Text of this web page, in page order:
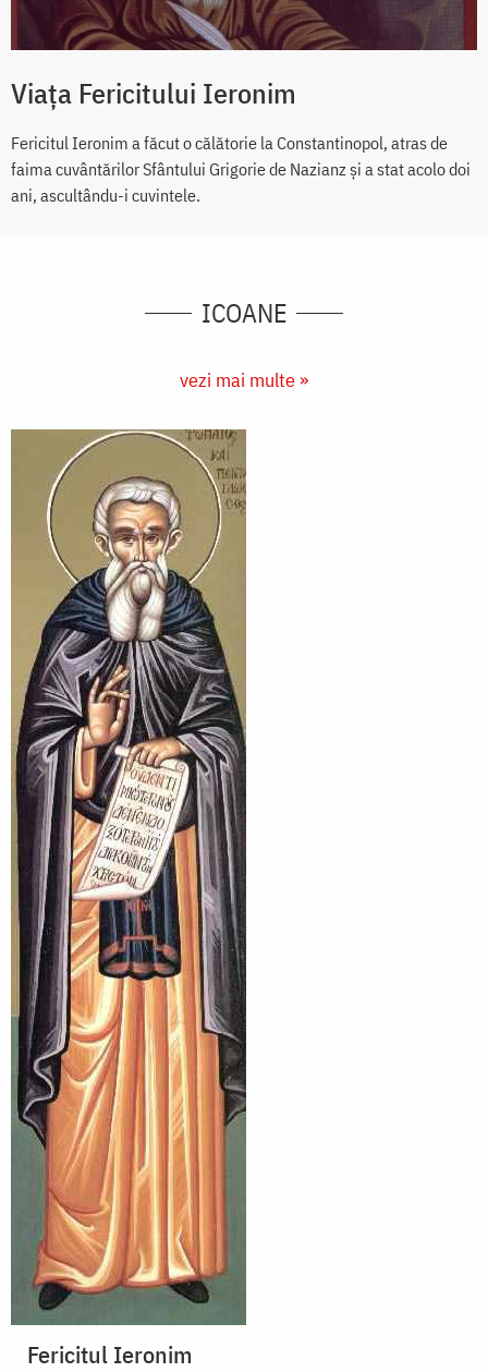
Viața Fericitului Ieronim
Fericitul Ieronim a făcut o călătorie la Constantinopol, atras de
faima cuvântărilor Sfântului Grigorie de Nazianz și a stat acolo doi
ani, ascultându-i cuvintele.
ICOANE
vezi mai multe »
Fericitul Ieronim